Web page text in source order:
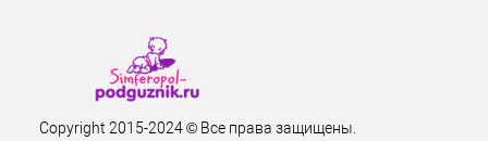
Copyright 2015-2024 © Все права защищены.